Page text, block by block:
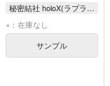
秘密結社 holoX(ラプラス・ダークネス、鷹嶺ルイ、博衣こより、風真いろは)
×：在庫なし
サンプル